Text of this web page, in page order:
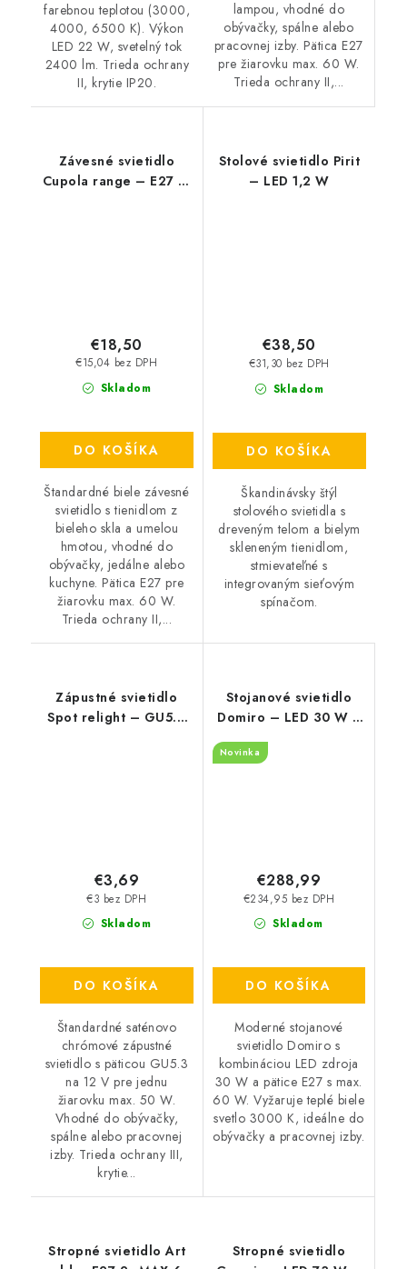
farebnou teplotou (3000,
4000, 6500 K). Výkon
LED 22 W, svetelný tok
2400 lm. Trieda ochrany
II, krytie IP20.
lampou, vhodné do
obývačky, spálne alebo
pracovnej izby. Pätica E27
pre žiarovku max. 60 W.
Trieda ochrany II,...
Závesné svietidlo
Cupola range – E27 1x
Skladom
€15,04 bez DPH
€18,50
DO KOŠÍKA
Štandardné biele závesné
svietidlo s tienidlom z
bieleho skla a umelou
hmotou, vhodné do
obývačky, jedálne alebo
kuchyne. Pätica E27 pre
žiarovku max. 60 W.
Trieda ochrany II,...
Stolové svietidlo Pirit
– LED 1,2 W
Skladom
€31,30 bez DPH
€38,50
DO KOŠÍKA
Škandinávsky štýl
stolového svietidla s
dreveným telom a bielym
skleneným tienidlom,
stmievateľné s
integrovaným sieťovým
spínačom.
Zápustné svietidlo
Spot relight – GU5.3
Skladom
€3 bez DPH
€3,69
DO KOŠÍKA
Štandardné saténovo
chrómové zápustné
svietidlo s päticou GU5.3
na 12 V pre jednu
žiarovku max. 50 W.
Vhodné do obývačky,
spálne alebo pracovnej
izby. Trieda ochrany III,
krytie...
Stojanové svietidlo
Domiro – LED 30 W +
Novinka
Skladom
€234,95 bez DPH
€288,99
DO KOŠÍKA
Moderné stojanové
svietidlo Domiro s
kombináciou LED zdroja
30 W a pätice E27 s max.
60 W. Vyžaruje teplé biele
svetlo 3000 K, ideálne do
obývačky a pracovnej izby.
Stropné svietidlo Art
Stropné svietidlo